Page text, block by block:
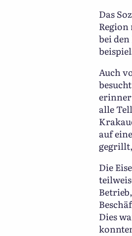
Das
bei
Auch
alle
auf
Die
Dies